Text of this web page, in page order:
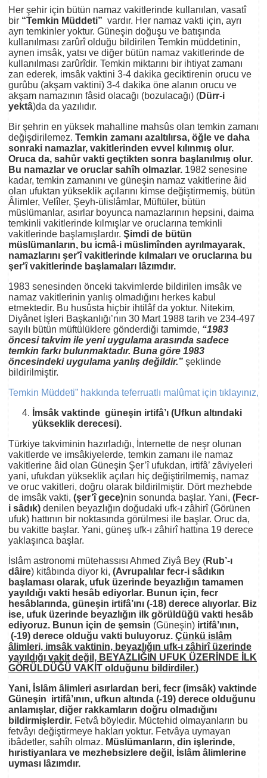
Her şehir için bütün namaz vakitlerinde kullanılan, vasatî
bir “Temkin Müddeti” vardır. Her namaz vakti için, ayrı
ayrı temkinler yoktur. Güneşin doğuşu ve batışında
kullanılması zarûrî olduğu bildirilen Temkin müddetinin,
aynen imsâk, yatsı ve diğer bütün namaz vakitlerinde de
kullanılması zarûrîdir. Temkin miktarını bir ihtiyat zamanı
zan ederek, imsâk vaktini 3-4 dakika geciktirenin orucu ve
gurûbu (akşam vaktini) 3-4 dakika öne alanın orucu ve
akşam namazının fâsid olacağı (bozulacağı) (Dürr-i
yektâ)da da yazılıdır.
Bir şehrin en yüksek mahalline mahsûs olan temkin zamanı
değişdirilemez. Temkin zamanı azaltılırsa, öğle ve daha
sonraki namazlar, vakitlerinden evvel kılınmış olur.
Oruca da, sahûr vakti geçtikten sonra başlanılmış olur.
Bu namazlar ve oruclar sahîh olmazlar. 1982 senesine
kadar, temkin zamanını ve güneşin namaz vakitlerine âid
olan ufuktan yükseklik açılarını kimse değiştirmemiş, bütün
Âlimler, Velîler, Şeyh-ülislâmlar, Müftüler, bütün
müslümanlar, asırlar boyunca namazlarının hepsini, daima
temkinli vakitlerinde kılmışlar ve oruclarına temkinli
vakitlerinde başlamışlardır. Şimdi de bütün
müslümanların, bu icmâ-i müslimînden ayrılmayarak,
namazlarını şer'î vakitlerinde kılmaları ve oruclarına bu
şer'î vakitlerinde başlamaları lâzımdır.
1983 senesinden önceki takvimlerde bildirilen imsâk ve
namaz vakitlerinin yanlış olmadığını herkes kabul
etmektedir. Bu husûsta hiçbir ihtilâf da yoktur. Nitekim,
Diyânet İşleri Başkanlığı’nın 30 Mart 1988 tarih ve 234-497
sayılı bütün müftülüklere gönderdiği tamimde, “1983
öncesi takvim ile yeni uygulama arasında sadece
temkin farkı bulunmaktadır. Buna göre 1983
öncesindeki uygulama yanlış değildir.” şeklinde
bildirilmiştir.
Temkin Müddeti” hakkında teferruatlı malûmat için tıklayınız,
İmsâk vaktinde güneşin irtifâ’ı (Ufkun altındaki
yükseklik derecesi).
Türkiye takviminin hazırladığı, İnternette de neşr olunan
vakitlerde ve imsâkiyelerde, temkin zamanı ile namaz
vakitlerine âid olan Güneşin Şer’î ufukdan, irtifâ’ zâviyeleri
yani, ufukdan yükseklik açıları hiç değiştirilmemiş, namaz
ve oruc vakitleri, doğru olarak bildirilmiştir. Dört mezhebde
de imsâk vakti, (şer’î gece)nin sonunda başlar. Yani, (Fecr-
i sâdık) denilen beyazlığın doğudaki ufk-ı zâhirî (Görünen
ufuk) hattının bir noktasında görülmesi ile başlar. Oruc da,
bu vakitte başlar. Yani, güneş ufk-ı zâhirî hattına 19 derece
yaklaşınca başlar.
İslâm astronomi mütehassısı Ahmed Ziyâ Bey (Rub’-ı
dâire) kitâbında diyor ki, (Avrupalılar fecr-i sâdıkın
başlaması olarak, ufuk üzerinde beyazlığın tamamen
yayıldığı vakti hesâb ediyorlar. Bunun için, fecr
hesâblarında, güneşin irtifâ’ını (-18) derece alıyorlar. Biz
ise, ufuk üzerinde beyazlığın ilk görüldüğü vakti hesâb
ediyoruz. Bunun için de şemsin (Güneşin) irtifâ’ının,
(-19) derece olduğu vakti buluyoruz. Çünkü islâm
âlimleri, imsâk vaktinin, beyazlığın ufk-ı zâhirî üzerinde
yayıldığı vakit değil, BEYAZLIĞIN UFUK ÜZERİNDE İLK
GÖRÜLDÜĞÜ VAKİT olduğunu bildirdiler.)
Yani, İslâm âlimleri asırlardan beri, fecr (imsâk) vaktinde
Güneşin irtifâ’ının, ufkun altında (-19) derece olduğunu
anlamışlar, diğer rakkamların doğru olmadığını
bildirmişlerdir. Fetvâ böyledir. Müctehid olmayanların bu
fetvâyı değiştirmeye hakları yoktur. Fetvâya uymayan
ibâdetler, sahîh olmaz. Müslümanların, din işlerinde,
hıristiyanlara ve mezhebsizlere değil, İslâm âlimlerine
uyması lâzımdır.